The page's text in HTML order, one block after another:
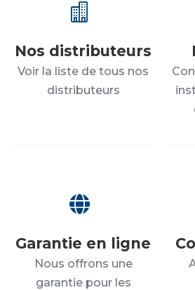

Nos distributeurs
Voir la liste de tous nos
distributeurs

Garantie en ligne
Nous offrons une
garantie pour les